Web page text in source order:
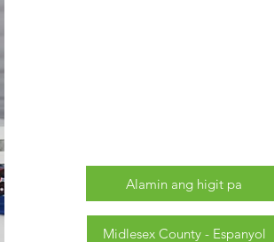
Alamin ang higit pa
Midlesex County - Espanyol